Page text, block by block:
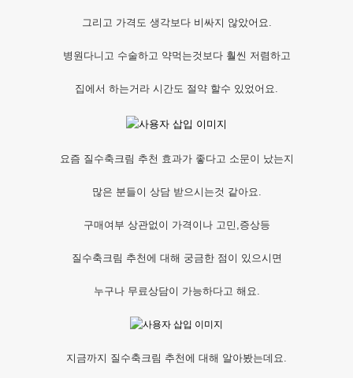
그리고 가격도 생각보다 비싸지 않았어요.
병원다니고 수술하고 약먹는것보다 훨씬 저렴하고
집에서 하는거라 시간도 절약 할수 있었어요.
요즘 질수축크림 추천 효과가 좋다고 소문이 났는지
많은 분들이 상담 받으시는것 같아요.
구매여부 상관없이 가격이나 고민,증상등
질수축크림 추천에 대해 궁금한 점이 있으시면
누구나 무료상담이 가능하다고 해요.
지금까지 질수축크림 추천에 대해 알아봤는데요.